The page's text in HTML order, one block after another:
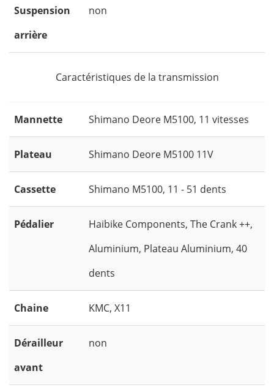
Suspension
arrière
non
Caractéristiques de la transmission
Mannette Shimano Deore M5100, 11 vitesses
Plateau Shimano Deore M5100 11V
Cassette Shimano M5100, 11 - 51 dents
Pédalier
Haibike Components, The Crank ++,
Aluminium, Plateau Aluminium, 40
dents
Chaine KMC, X11
Dérailleur
avant
non